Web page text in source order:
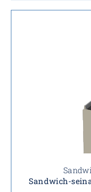
Sandwich-